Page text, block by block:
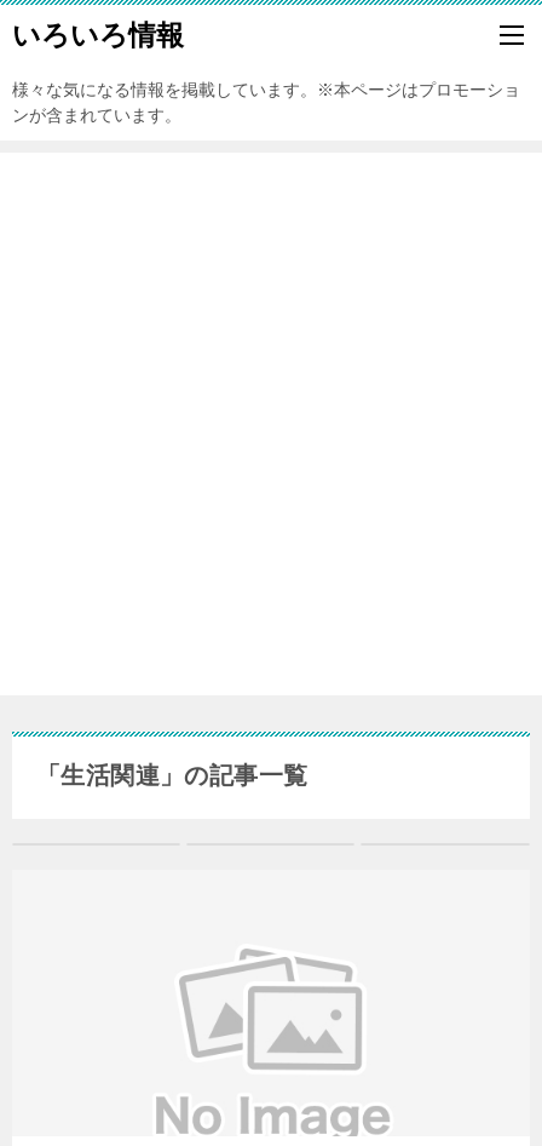
いろいろ情報
様々な気になる情報を掲載しています。※本ページはプロモーショ
ンが含まれています。
「生活関連」の記事一覧